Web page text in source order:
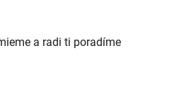
a radi ti poradíme